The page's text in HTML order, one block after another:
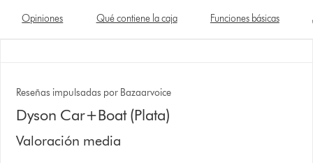
Opiniones Qué contiene la caja Funciones básicas
Reseñas impulsadas por Bazaarvoice
Dyson Car+Boat (Plata)
Valoración media